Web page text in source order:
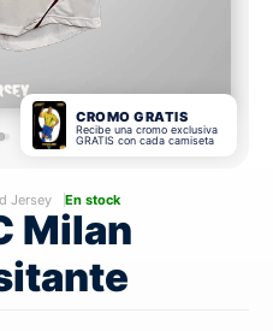
CROMO GRATIS
Recibe una cromo exclusiva
GRATIS con cada camiseta
Jersey En stock
Milan